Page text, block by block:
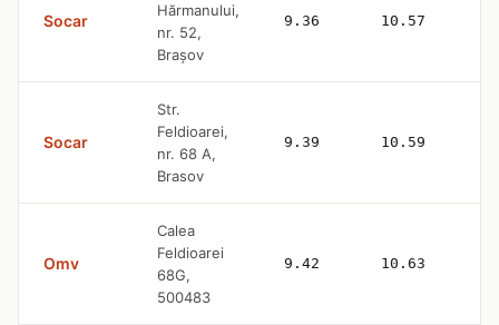
Socar
Hărmanului,
nr. 52,
Brașov
9.36 10.57
Socar
Str.
Feldioarei,
nr. 68 A,
Brasov
9.39 10.59
Omv
Calea
Feldioarei
68G,
500483
9.42 10.63